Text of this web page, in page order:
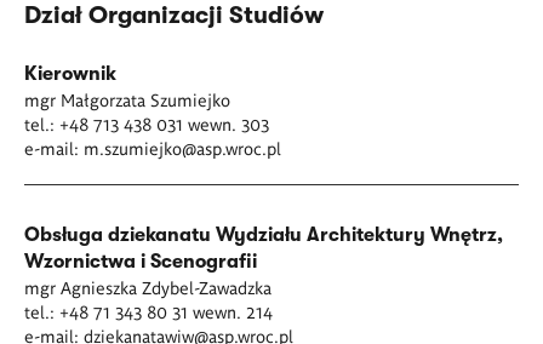
Dział Organizacji Studiów
Kierownik
mgr Małgorzata Szumiejko
tel.: +48 713 438 031 wewn. 303
e-mail: m.szumiejko@asp.wroc.pl
Obsługa dziekanatu Wydziału Architektury Wnętrz,
Wzornictwa i Scenografii
mgr Agnieszka Zdybel-Zawadzka
tel.: +48 71 343 80 31 wewn. 214
e-mail: dziekanatawiw@asp.wroc.pl